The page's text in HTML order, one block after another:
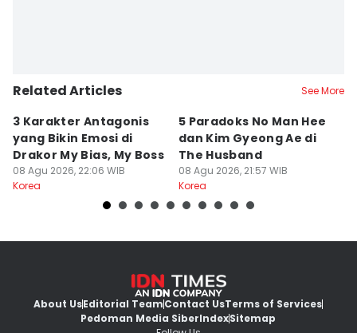
Related Articles See More
3 Karakter Antagonis
yang Bikin Emosi di
Drakor My Bias, My Boss
08 Agu 2026, 22:06 WIB
Korea
5 Paradoks No Man Hee
dan Kim Gyeong Ae di
The Husband
08 Agu 2026, 21:57 WIB
Korea
About UsEditorial TeamContact UsTerms of Services
Pedoman Media SiberIndexSitemap